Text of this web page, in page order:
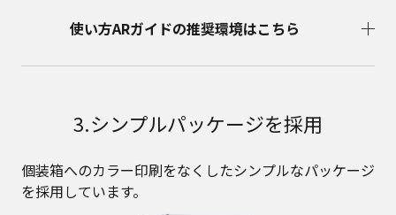
使い方ARガイドの推奨環境はこちら
3.シンプルパッケージを採用
個装箱へのカラー印刷をなくしたシンプルなパッケージ
を採用しています。